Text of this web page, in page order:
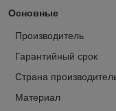
Основные
Производитель
Гарантийный срок
Страна
Материал